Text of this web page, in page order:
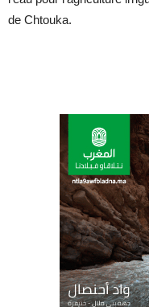
de Chtouka.